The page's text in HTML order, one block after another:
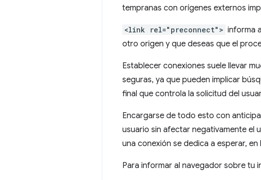
tempranas con orígenes externos
<link rel="preconnect"> informa
otro origen y que deseas que el
Establecer conexiones suele llevar
seguras, ya que pueden implicar
final que controla la solicitud del
Encargarse de todo esto con
usuario sin afectar negativamente el
una conexión se dedica a esperar,
Para informar al navegador sobre tu